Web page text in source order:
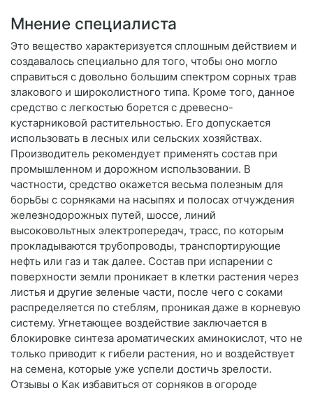
Мнение специалиста
Это вещество характеризуется сплошным действием и
создавалось специально для того, чтобы оно могло
справиться с довольно большим спектром сорных трав
злакового и широколистного типа. Кроме того, данное
средство с легкостью борется с древесно-
кустарниковой растительностью. Его допускается
использовать в лесных или сельских хозяйствах.
Производитель рекомендует применять состав при
промышленном и дорожном использовании. В
частности, средство окажется весьма полезным для
борьбы с сорняками на насыпях и полосах отчуждения
железнодорожных путей, шоссе, линий
высоковольтных электропередач, трасс, по которым
прокладываются трубопроводы, транспортирующие
нефть или газ и так далее. Состав при испарении с
поверхности земли проникает в клетки растения через
листья и другие зеленые части, после чего с соками
распределяется по стеблям, проникая даже в корневую
систему. Угнетающее воздействие заключается в
блокировке синтеза ароматических аминокислот, что не
только приводит к гибели растения, но и воздействует
на семена, которые уже успели достичь зрелости.
Отзывы о Как избавиться от сорняков в огороде